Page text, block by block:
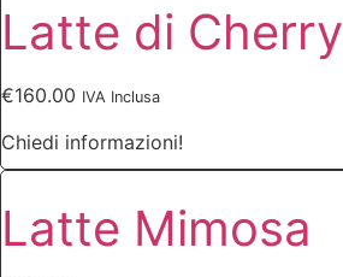
Latte di Cherry
€160.00 IVA Inclusa
Chiedi informazioni!
Latte Mimosa